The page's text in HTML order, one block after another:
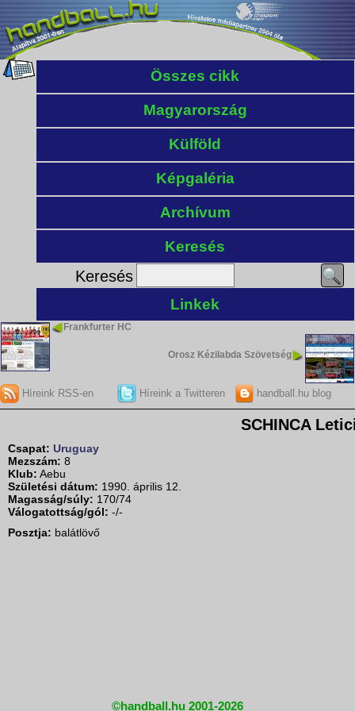
Összes cikk
Magyarország
Külföld
Képgaléria
Archívum
Keresés
Keresés
Linkek
Frankfurter HC
Orosz Kézilabda Szövetség
Híreink RSS-en Híreink a Twitteren handball.hu blog
SCHINCA
Csapat: Uruguay
Mezszám: 8
Klub: Aebu
Születési dátum: 1990. április 12.
Magasság/súly: 170/74
Válogatottság/gól: -/-
Posztja: balátlövő
©handball.hu 2001-2026